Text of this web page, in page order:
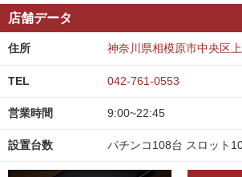
店舗データ
住所 神奈川県相模原市中央区
TEL 042-761-0553
営業時間 9:00~22:45
設置台数 パチンコ108台 スロット